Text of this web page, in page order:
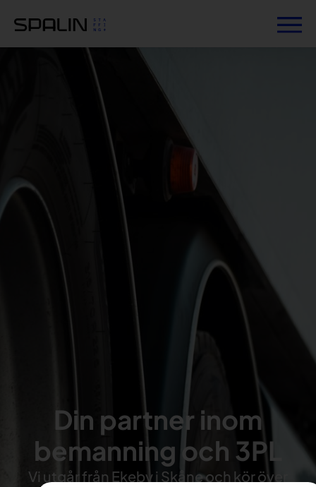
Din partner inom
bemanning och 3PL
Vi utgår från Ekeby i Skåne och kör över